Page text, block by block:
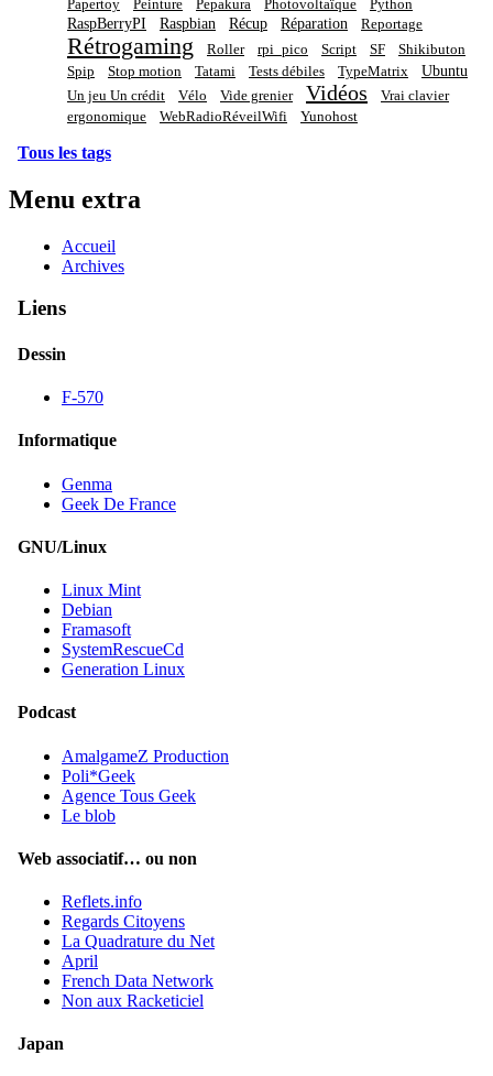
Papertoy Peinture Pepakura Photovoltaïque Python
RaspBerryPI Raspbian Récup Réparation Reportage
Rétrogaming Roller rpi_pico Script SF
Shikibuton
Spip
Stop motion Tatami Tests débiles TypeMatrix Ubuntu
Un jeu Un crédit Vélo Vide grenier Vidéos
Vrai clavier
ergonomique
WebRadioRéveilWifi Yunohost
Tous les tags
Menu extra
Accueil
Archives
Liens
Dessin
F-570
Informatique
Genma
Geek De France
GNU/Linux
Linux Mint
Debian
Framasoft
SystemRescueCd
Generation Linux
Podcast
AmalgameZ Production
Poli*Geek
Agence Tous Geek
Le blob
Web associatif… ou non
Reflets.info
Regards Citoyens
La Quadrature du Net
April
French Data Network
Non aux Racketiciel
Japan